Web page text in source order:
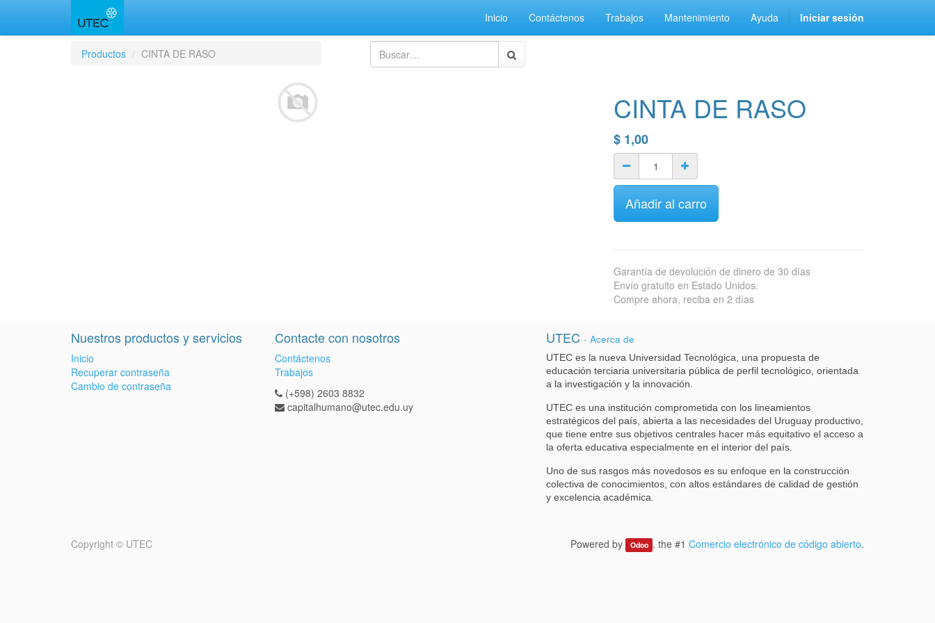
Inicio Contáctenos Trabajos Mantenimiento Ayuda Iniciar sesión
Productos CINTA DE RASO
CINTA DE RASO
$ 1,00
Añadir al carro
Garantía de devolución de dinero de 30 días
Envío gratuito en Estado Unidos.
Compre ahora, reciba en 2 días
Nuestros productos y servicios
Inicio
Recuperar contraseña
Cambio de contraseña
Contacte con nosotros
Contáctenos
Trabajos
(+598) 2603 8832
capitalhumano@utec.edu.uy
UTEC - Acerca de
UTEC es la nueva Universidad Tecnológica, una propuesta de
educación terciaria universitaria pública de perfil tecnológico, orientada
a la investigación y la innovación.
UTEC es una institución comprometida con los lineamientos
estratégicos del país, abierta a las necesidades del Uruguay productivo,
que tiene entre sus objetivos centrales hacer más equitativo el acceso a
la oferta educativa especialmente en el interior del país.
Uno de sus rasgos más novedosos es su enfoque en la construcción
colectiva de conocimientos, con altos estándares de calidad de gestión
y excelencia académica.
Powered by Odoo , the #1 Comercio electrónico de código abierto.
Copyright © UTEC